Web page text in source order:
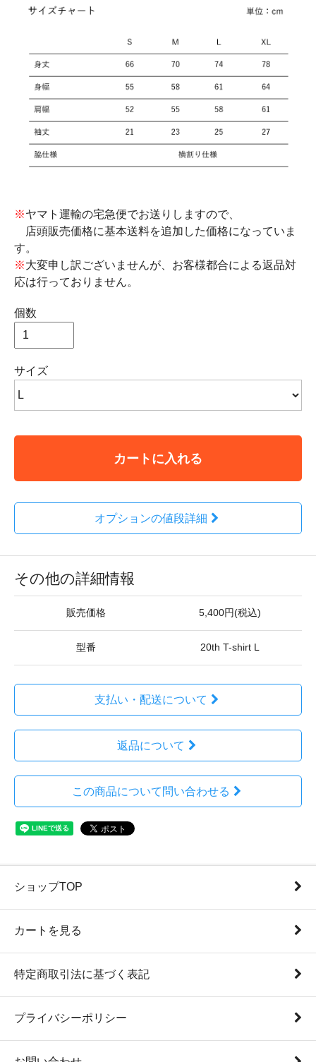
※ヤマト運輸の宅急便でお送りしますので、
店頭販売価格に基本送料を追加した価格になっていま
す。
※大変申し訳ございませんが、お客様都合による返品対
応は行っておりません。
個数
サイズ
カートに入れる
オプションの値段詳細
その他の詳細情報
販売価格 5,400円(税込)
型番 20th T-shirt L
支払い・配送について
返品について
この商品について問い合わせる
ショップTOP
カートを見る
特定商取引法に基づく表記
プライバシーポリシー